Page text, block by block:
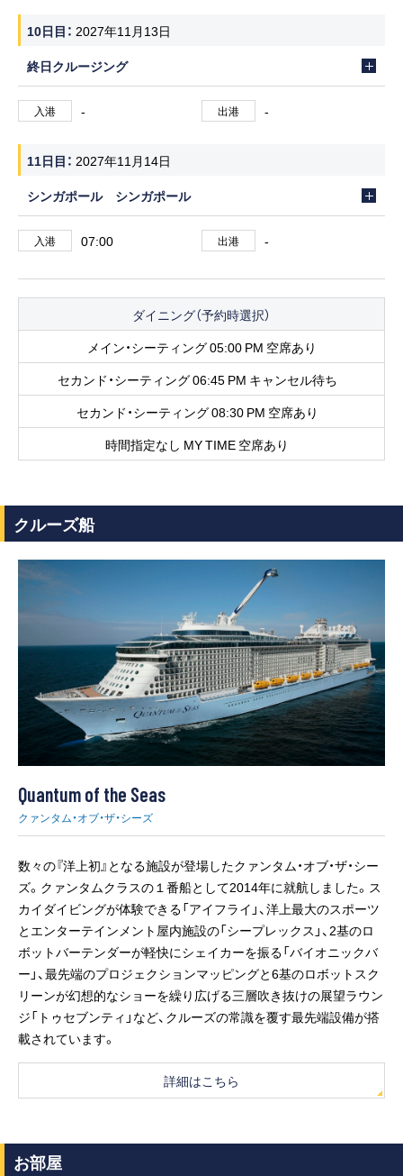
10日目
2027年11月13日
終日クルージング
入港 - 出港 -
11日目
2027年11月14日
シンガポール シンガポール
入港 07:00 出港 -
ダイニング（予約時選択）
メイン・シーティング 05:00 PM 空席あり
セカンド・シーティング 06:45 PM キャンセル待ち
セカンド・シーティング 08:30 PM 空席あり
時間指定なし MY TIME 空席あり
クルーズ船
Quantum of the Seas
クァンタム・オブ・ザ・シーズ
数々の『洋上初』となる施設が登場したクァンタム・オブ・ザ・シー
ズ。クァンタムクラスの１番船として2014年に就航しました。ス
カイダイビングが体験できる「アイフライ」、洋上最大のスポーツ
とエンターテインメント屋内施設の「シープレックス」、2基のロ
ボットバーテンダーが軽快にシェイカーを振る「バイオニックバ
ー」、最先端のプロジェクションマッピングと6基のロボットスク
リーンが幻想的なショーを繰り広げる三層吹き抜けの展望ラウン
ジ「トゥセブンティ」など、クルーズの常識を覆す最先端設備が搭
載されています。
詳細はこちら
お部屋